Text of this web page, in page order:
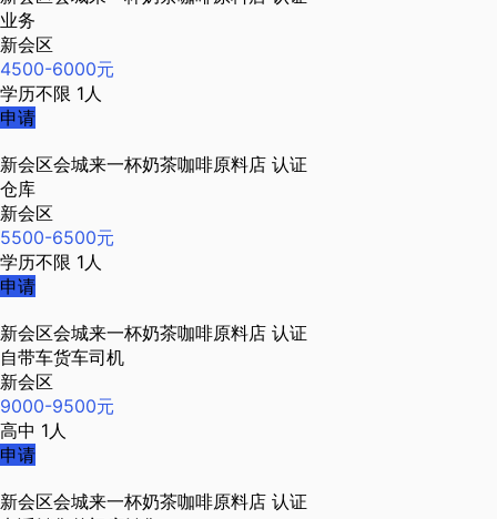
业务
新会区
4500-6000元
学历不限 1人
申请
新会区会城来一杯奶茶咖啡原料店 认证
仓库
新会区
5500-6500元
学历不限 1人
申请
新会区会城来一杯奶茶咖啡原料店 认证
自带车货车司机
新会区
9000-9500元
高中 1人
申请
新会区会城来一杯奶茶咖啡原料店 认证